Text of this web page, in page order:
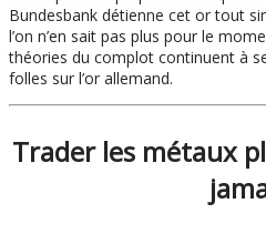
Bundesbank détienne cet or tout
l’on n’en sait pas plus pour le
théories du complot continuent à
folles sur l’or allemand.
Trader les métaux